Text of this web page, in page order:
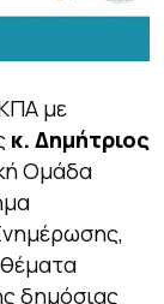
με
κ. Δημήτριος
Ομάδα
δημόσιας